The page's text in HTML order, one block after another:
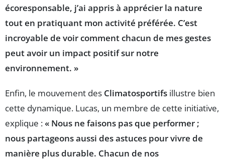
écoresponsable, j’ai appris à apprécier la nature
tout en pratiquant mon activité préférée. C’est
incroyable de voir comment chacun de mes gestes
peut avoir un impact positif sur notre
environnement. »
Enfin, le mouvement des Climatosportifs illustre bien
cette dynamique. Lucas, un membre de cette initiative,
explique :« Nous ne faisons pas que performer ;
nous partageons aussi des astuces pour vivre de
manière plus durable. Chacun de nos